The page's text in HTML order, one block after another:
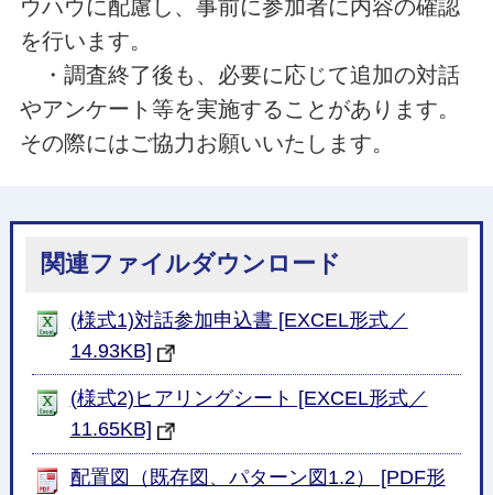
ウハウに配慮し、事前に参加者に内容の確認
を行います。
・調査終了後も、必要に応じて追加の対話
やアンケート等を実施することがあります。
その際にはご協力お願いいたします。
関連ファイルダウンロード
(様式1)対話参加申込書 [EXCEL形式／
14.93KB]
(様式2)ヒアリングシート [EXCEL形式／
11.65KB]
配置図（既存図、パターン図1.2） [PDF形